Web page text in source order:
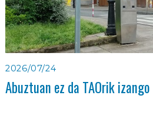
2026/07/24
Abuztuan ez da TAOrik izango